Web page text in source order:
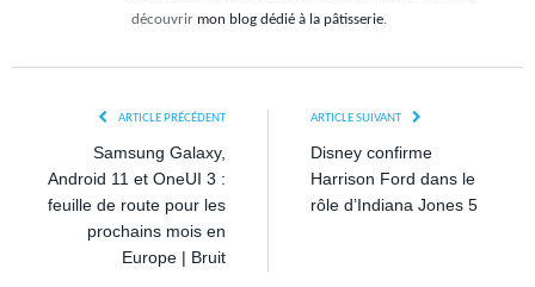
découvrir mon blog dédié à la pâtisserie.
ARTICLE PRÉCÉDENT
Samsung Galaxy,
Android 11 et OneUI 3 :
feuille de route pour les
prochains mois en
Europe | Bruit
ARTICLE SUIVANT
Disney confirme
Harrison Ford dans le
rôle d’Indiana Jones 5